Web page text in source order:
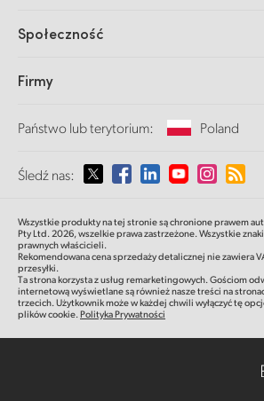
Ultimatte
Przechwytywanie i odtwarzanie
Konwersja standardów
Monitorowanie
Pamięć sieciowa
Routing i dystrybucja
Transmisja i kodowanie
Centrum wsparcia technicznego
Społeczność
Firmy
O nas
Multimedia
Państwo lub terytorium: Poland
Proszę wybrać państwo lub terytorium
Australia
Austria
Brazil
Śledź nas:
Wszystkie produkty na tej stronie są chronione prawem
Pty Ltd. 2026, wszelkie prawa zastrzeżone. Wszystkie
prawnych właścicieli.
Rekomendowana cena sprzedaży detalicznej nie zawiera
przesyłki.
Ta strona korzysta z usług remarketingowych. Gościom
internetową wyświetlane są również nasze treści na
trzecich. Użytkownik może w każdej chwili wyłączyć tę
plików cookie. Polityka Prywatności